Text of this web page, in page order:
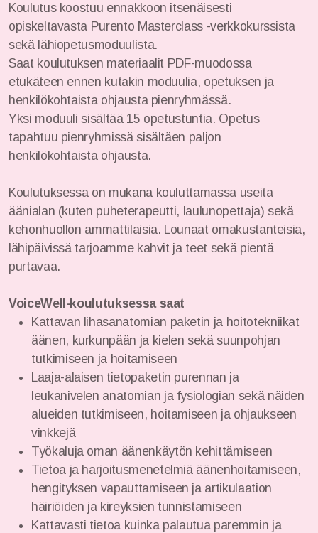
Koulutus koostuu ennakkoon itsenäisesti
opiskeltavasta Purento Masterclass -verkkokurssista
sekä lähiopetusmoduulista.
Saat koulutuksen materiaalit PDF-muodossa
etukäteen ennen kutakin moduulia, opetuksen ja
henkilökohtaista ohjausta pienryhmässä.
Yksi moduuli sisältää 15 opetustuntia. Opetus
tapahtuu pienryhmissä sisältäen paljon
henkilökohtaista ohjausta.
Koulutuksessa on mukana kouluttamassa useita
äänialan (kuten puheterapeutti, laulunopettaja) sekä
kehonhuollon ammattilaisia. Lounaat omakustanteisia,
lähipäivissä tarjoamme kahvit ja teet sekä pientä
purtavaa.
VoiceWell-koulutuksessa saat
Kattavan lihasanatomian paketin ja hoitotekniikat
äänen, kurkunpään ja kielen sekä suunpohjan
tutkimiseen ja hoitamiseen
Laaja-alaisen tietopaketin purennan ja
leukanivelen anatomian ja fysiologian sekä näiden
alueiden tutkimiseen, hoitamiseen ja ohjaukseen
vinkkejä
Työkaluja oman äänenkäytön kehittämiseen
Tietoa ja harjoitusmenetelmiä äänenhoitamiseen,
hengityksen vapauttamiseen ja artikulaation
häiriöiden ja kireyksien tunnistamiseen
Kattavasti tietoa kuinka palautua paremmin ja